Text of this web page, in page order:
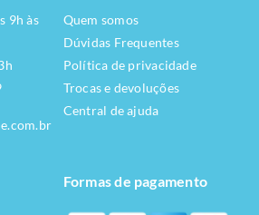
9h às
Quem somos
Dúvidas Frequentes
Política de privacidade
Trocas e devoluções
Central de ajuda
Formas de pagamento